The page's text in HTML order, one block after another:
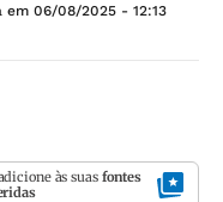
em 06/08/2025 - 12:13
às suas fontes